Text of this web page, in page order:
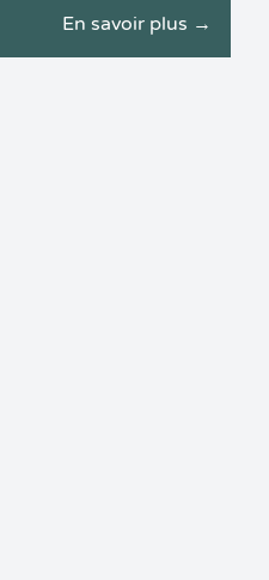
En savoir plus →